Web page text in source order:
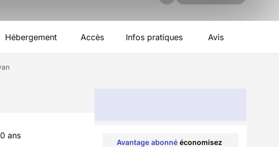
Hébergement Accès Infos pratiques Avis
ans
Avantage abonné économisez